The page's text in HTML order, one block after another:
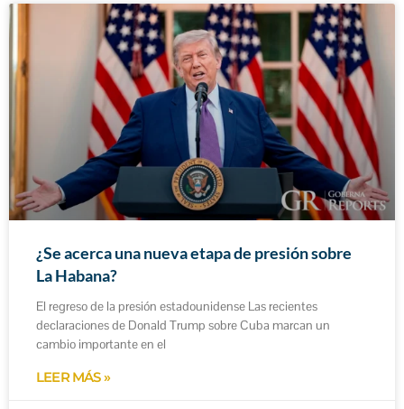
¿Se acerca una nueva etapa de presión sobre
La Habana?
El regreso de la presión estadounidense Las recientes
declaraciones de Donald Trump sobre Cuba marcan un
cambio importante en el
LEER MÁS »